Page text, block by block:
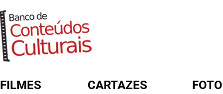
FILMES CARTAZES